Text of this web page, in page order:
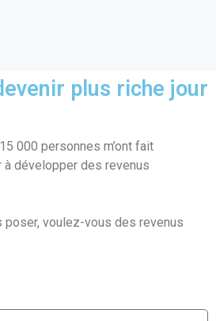
er
plus riche jour
000 personnes m’ont fait
développer des revenus
poser, voulez-vous des revenus